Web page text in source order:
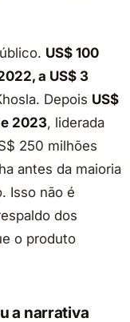
US$ 100
a US$ 3
Depois US$
2023, liderada
250 milhões
antes da maioria
Isso não é
dos
o produto
a narrativa